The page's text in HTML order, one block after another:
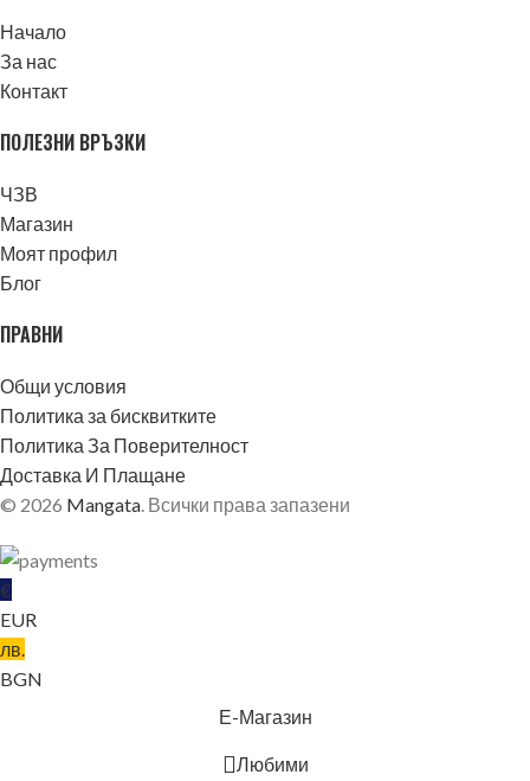
Начало
За нас
Контакт
ПОЛЕЗНИ ВРЪЗКИ
ЧЗВ
Магазин
Моят профил
Блог
ПРАВНИ
Общи условия
Политика за бисквитките
Политика За Поверителност
Доставка И Плащане
© 2026 Mangata. Всички права запазени
ОБЛЕКЛО
€
EUR
лв.
BGN
Е-Магазин
Любими